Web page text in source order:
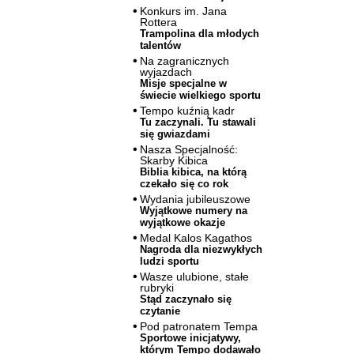
Konkurs im. Jana
Rottera
Trampolina dla młodych
talentów
Na zagranicznych
wyjazdach
Misje specjalne w
świecie wielkiego sportu
Tempo kuźnią kadr
Tu zaczynali. Tu stawali
się gwiazdami
Nasza Specjalność:
Skarby Kibica
Biblia kibica, na którą
czekało się co rok
Wydania jubileuszowe
Wyjątkowe numery na
wyjątkowe okazje
Medal Kalos Kagathos
Nagroda dla niezwykłych
ludzi sportu
Wasze ulubione, stałe
rubryki
Stąd zaczynało się
czytanie
Pod patronatem Tempa
Sportowe inicjatywy,
którym Tempo dodawało